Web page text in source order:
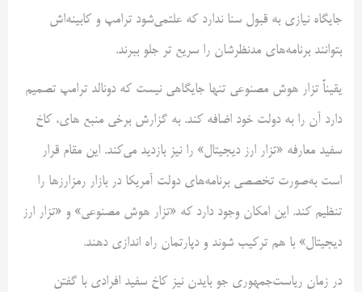
جایگاه نیازی به قبول سنا ندارد که علتمی‌شود ترامپ و کابینه‌اش
بتوانند برنامه‌های مدنظرشان را سریع تر جلو ببرند.
یقیناً تزار هوش مصنوعی تنها جایگاهی نیست که دونالد ترامپ تصمیم
دارد آن را به دولت خود اضافه کند. به گزارش برخی منبع های، کاخ
سفید معارفه «تزار ارز دیجیتال» را نیز بازدید می‌کند. این مقام قرار
است به‌صورت تخصصی برنامه‌های دولت آمریکا در بازار رمزارزها را
تنظیم کند. این امکان وجود دارد که «تزار هوش مصنوعی» و «تزار ارز
دیجیتال» با هم ترکیب شوند و دپارتمان راه اندازی دهند.
در زمان ریاست‌جمهوری جو بایدن نیز کاخ سفید افرادی با گفتن